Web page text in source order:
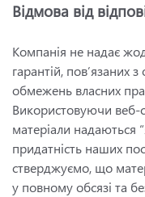
Відмова від
Компанія не надає
гарантій, пов’язаних
обмежень власних
Використовуючи веб-
матеріали надаються
придатність наших
стверджуємо, що
у повному обсязі та